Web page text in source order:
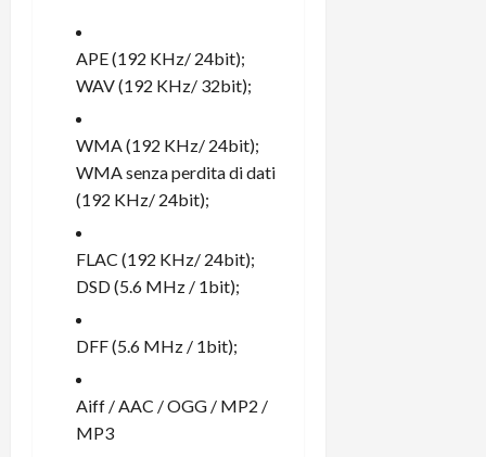
APE (192 KHz/ 24bit);
WAV (192 KHz/ 32bit);
WMA (192 KHz/ 24bit);
WMA senza perdita di dati
(192 KHz/ 24bit);
FLAC (192 KHz/ 24bit);
DSD (5.6 MHz / 1bit);
DFF (5.6 MHz / 1bit);
Aiff / AAC / OGG / MP2 /
MP3